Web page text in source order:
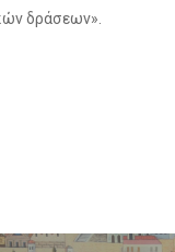
δράσεων».